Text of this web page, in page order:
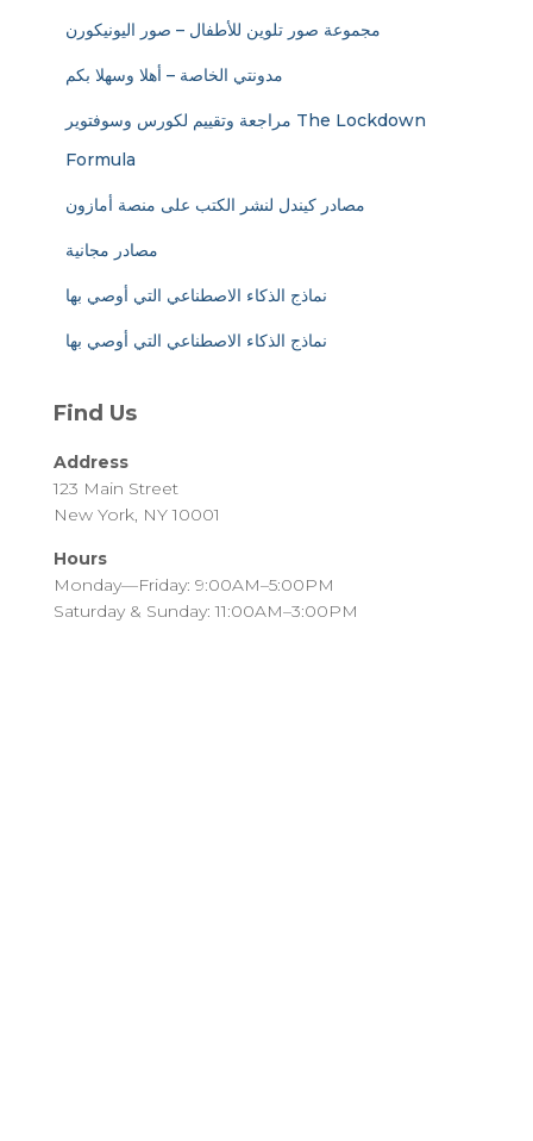
مجموعة صور تلوين للأطفال – صور اليونيكورن
مدونتي الخاصة – أهلا وسهلا بكم
مراجعة وتقييم لكورس وسوفتوير The Lockdown
Formula
مصادر كيندل لنشر الكتب على منصة أمازون
مصادر مجانية
نماذج الذكاء الاصطناعي التي أوصي بها
نماذج الذكاء الاصطناعي التي أوصي بها
Find Us
Address
123 Main Street
New York, NY 10001
Hours
Monday—Friday: 9:00AM–5:00PM
Saturday & Sunday: 11:00AM–3:00PM